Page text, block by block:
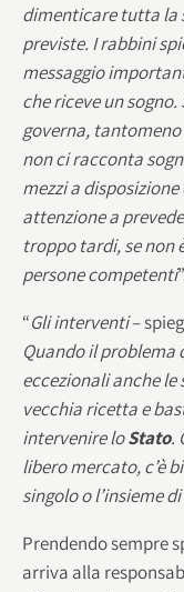
dimenticare tutta la
previste. I rabbini
messaggio
che riceve un
governa,
non ci racconta
mezzi a
attenzione a
troppo tardi, se non
persone competenti
“Gli interventi–
Quando il problema
eccezionali anche
vecchia ricetta e
intervenire loStato.
libero mercato, c’è
singolo o l’insieme
Prendendo sempre
arriva alla